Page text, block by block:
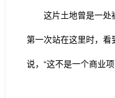
这片土地曾是一处
第一次站在这里时，看
说，“这不是一个商业